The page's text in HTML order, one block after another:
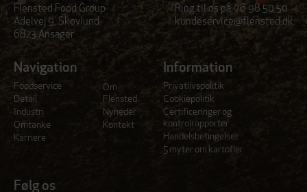
Flensted Food Group
Adelvej 9, Skovlund
6823 Ansager
Ring til os på:76 98 50 50
kundeservice@flensted.dk
Navigation
Foodservice
Detail
Industri
Omtanke
Karriere
Om
Flensted
Nyheder
Kontakt
Information
Privatlivspolitik
Cookiepolitik
Certificeringer og
kontrolrapporter
Handelsbetingelser
5 myter om kartofler
Følg os